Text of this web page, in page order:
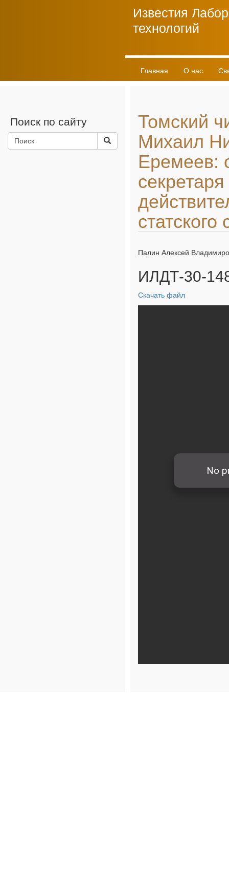
Известия
технологий
Главная О нас
Поиск по сайту
Томский
Михаил
Еремеев:
статского
Палин Алексей
ИЛДТ-30-
Скачать файл